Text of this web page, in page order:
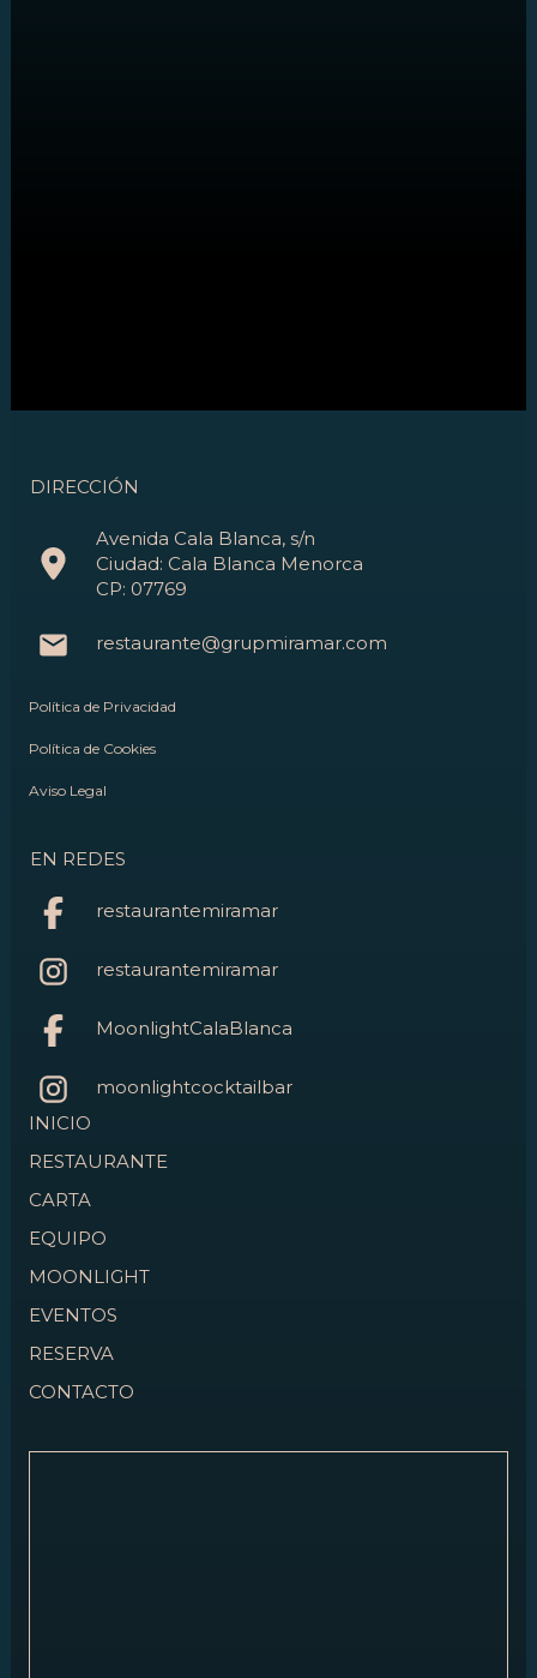
DIRECCIÓN
Avenida Cala Blanca, s/n
Ciudad: Cala Blanca Menorca
CP: 07769
restaurante@grupmiramar.com
Política de Privacidad
Política de Cookies
Aviso Legal
EN REDES
restaurantemiramar
restaurantemiramar
MoonlightCalaBlanca
moonlightcocktailbar
INICIO
RESTAURANTE
CARTA
EQUIPO
MOONLIGHT
EVENTOS
RESERVA
CONTACTO